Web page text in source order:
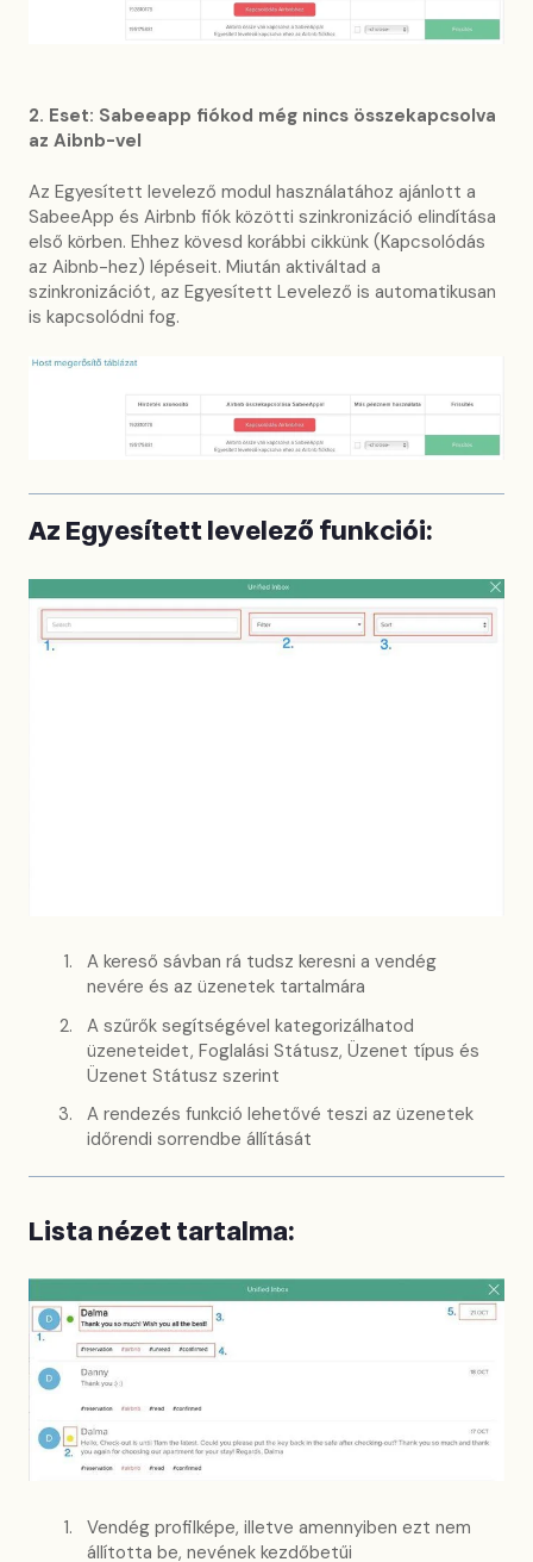
2. Eset: Sabeeapp fiókod még nincs összekapcsolva
az Aibnb-vel
Az Egyesített levelező modul használatához ajánlott a
SabeeApp és Airbnb fiók közötti szinkronizáció elindítása
első körben. Ehhez kövesd korábbi cikkünk (Kapcsolódás
az Aibnb-hez) lépéseit. Miután aktiváltad a
szinkronizációt, az Egyesített Levelező is automatikusan
is kapcsolódni fog.
Az Egyesített levelező funkciói:
A kereső sávban rá tudsz keresni a vendég
nevére és az üzenetek tartalmára
A szűrők segítségével kategorizálhatod
üzeneteidet, Foglalási Státusz, Üzenet típus és
Üzenet Státusz szerint
A rendezés funkció lehetővé teszi az üzenetek
időrendi sorrendbe állítását
Lista nézet tartalma:
Vendég profilképe, illetve amennyiben ezt nem
állította be, nevének kezdőbetűi